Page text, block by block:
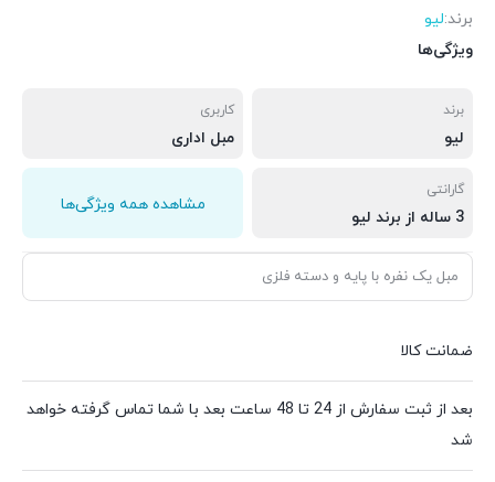
برند:لیو
ویژگی‌ها
برند
لیو
کاربری
مبل اداری
گارانتی
3 ساله از برند لیو
مشاهده همه ویژگی‌ها
مبل یک نفره با پایه و دسته فلزی
ضمانت کالا
بعد از ثبت سفارش از 24 تا 48 ساعت بعد با شما تماس گرفته خواهد
شد